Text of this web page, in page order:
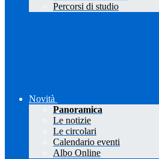
Percorsi di studio
Novità
Panoramica
Le notizie
Le circolari
Calendario eventi
Albo Online